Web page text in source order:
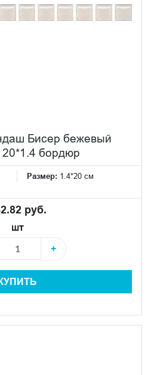
Бисер бежевый
20*1.4 бордюр
Размер: 1.4*20 см
руб.
шт
+